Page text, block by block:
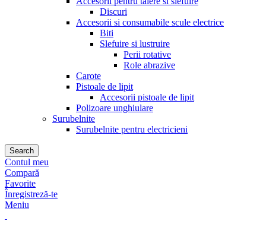
Discuri
Accesorii si consumabile scule electrice
Biti
Slefuire si lustruire
Perii rotative
Role abrazive
Carote
Pistoale de lipit
Accesorii pistoale de lipit
Polizoare unghiulare
Surubelnite
Surubelnite pentru electricieni
Search
Contul meu
Compară
Favorite
Înregistreză-te
Meniu